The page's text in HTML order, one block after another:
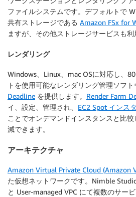
ファイルシステムです。デフォルトで
共有ストレージである Amazon FSx for
ますが、その他ストレージサービスも利
レンダリング
Windows、Linux、mac OSに対応し、
トを使用可能なレンダリング管理ソフ
Deadline を提供します。 Render Farm
イ、設定、管理され、 EC2 Spot インス
ことでオンデマンドインスタンスと比
減できます。
アーキテクチャ
Amazon Virtual Private Cloud (Amazon
た仮想ネットワークです。Nimble
と User-managed VPC にて複数のサービ